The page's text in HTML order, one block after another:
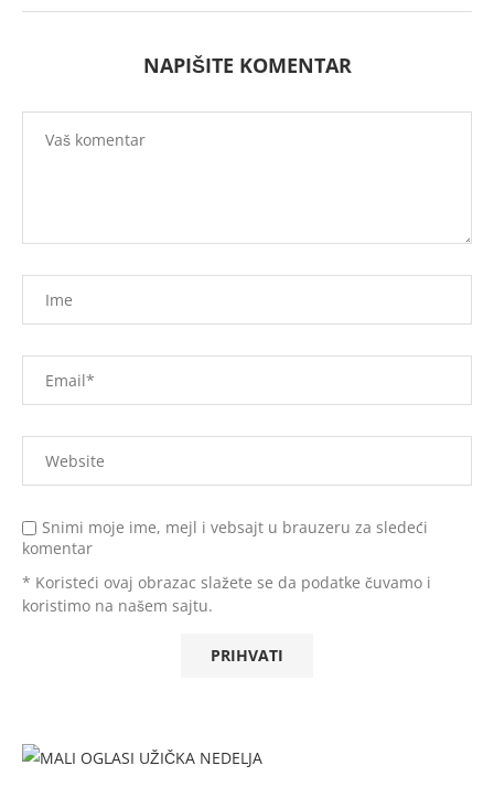
NAPIŠITE KOMENTAR
Snimi moje ime, mejl i vebsajt u brauzeru za sledeći
komentar
* Koristeći ovaj obrazac slažete se da podatke čuvamo i
koristimo na našem sajtu.